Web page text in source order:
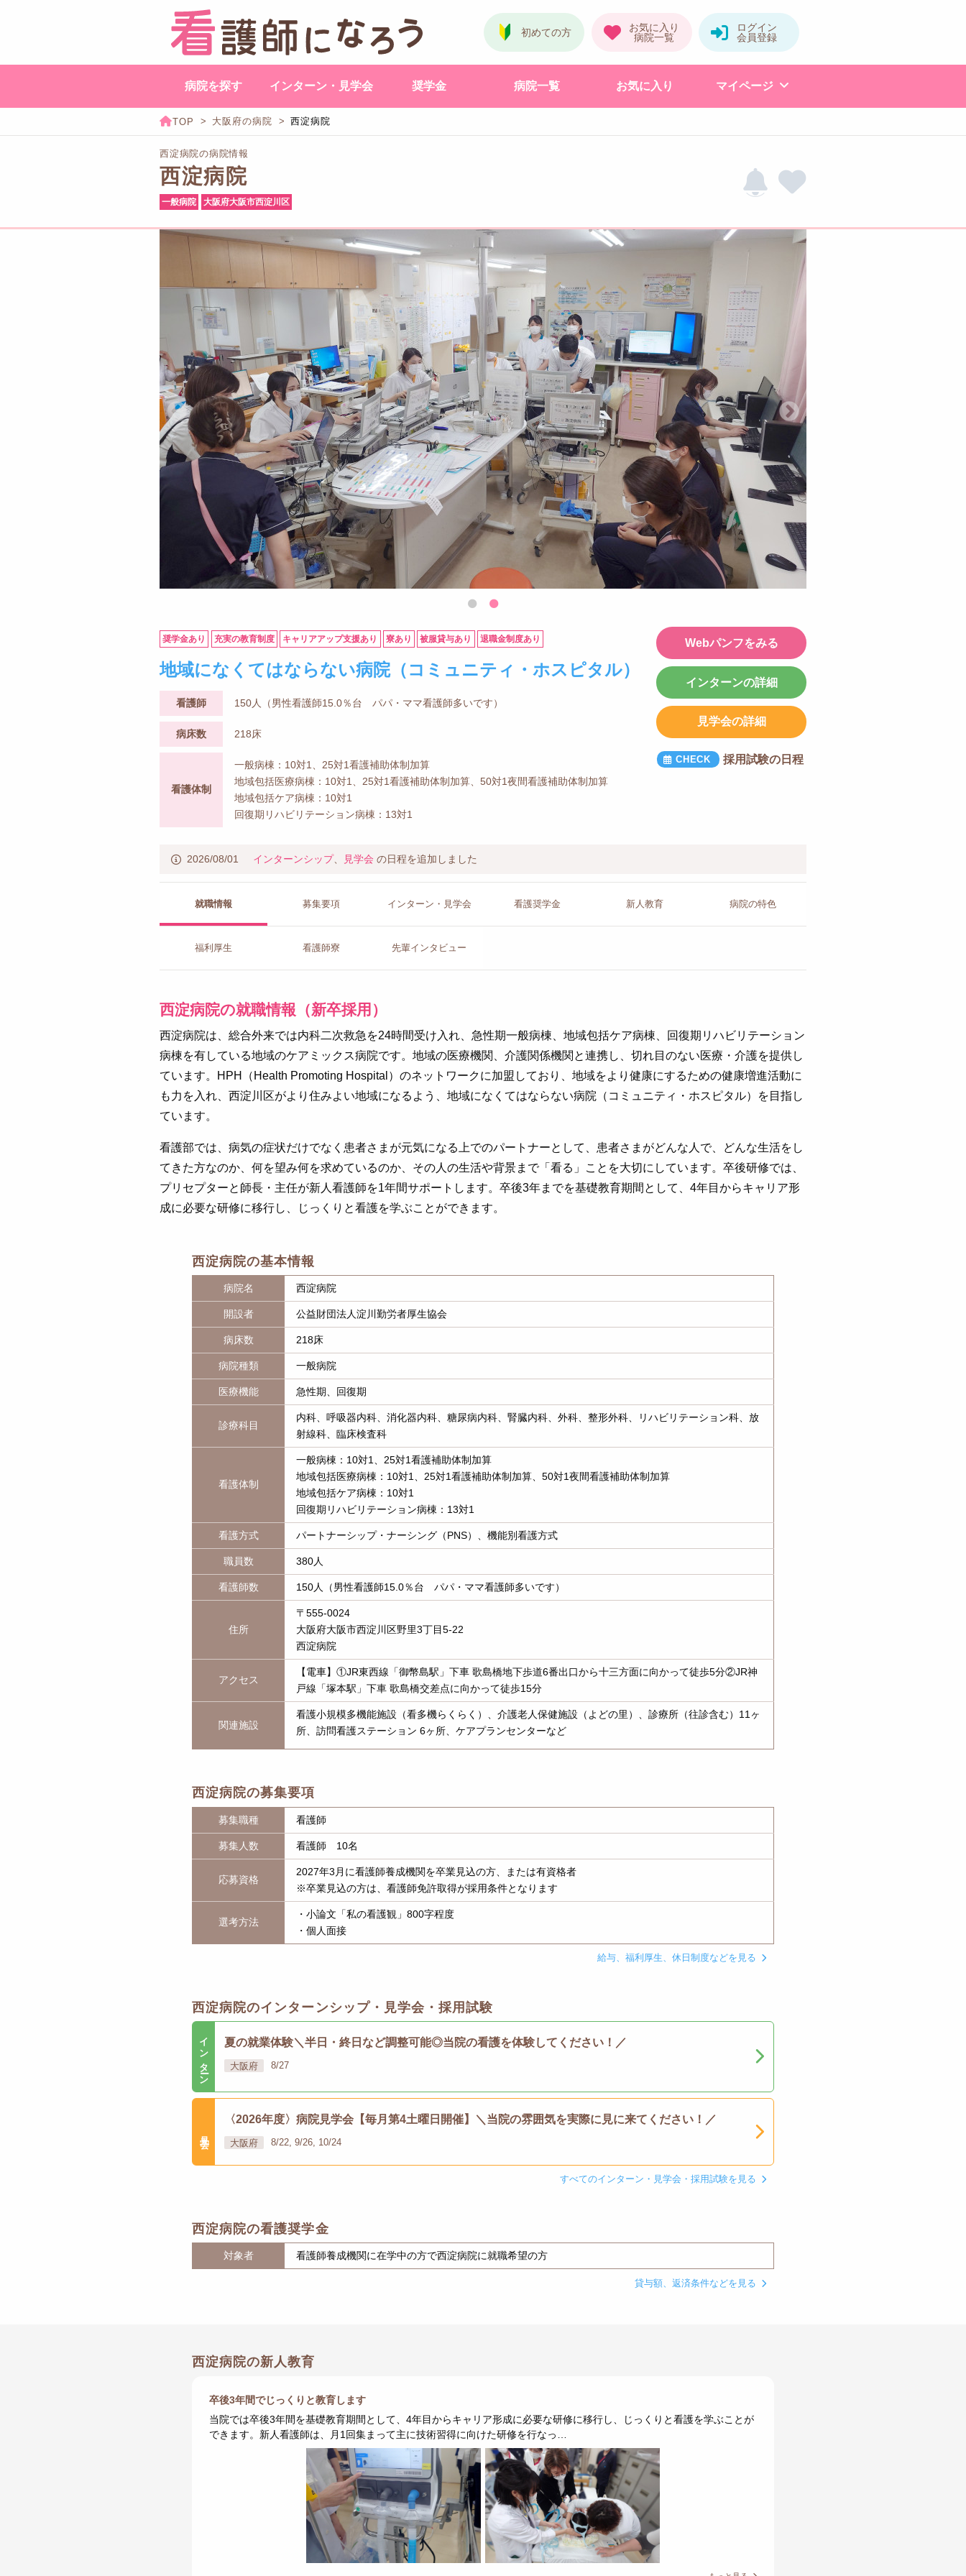
病院を探す インターン・見学会 奨学金 病院一覧 お気に入り マイページ
大阪府の病院 西淀病院
西淀病院の病院情報
西淀病院
一般病院 大阪府大阪市西淀川区
奨学金あり 充実の教育制度 キャリアアップ支援あり 寮あり 被服貸与あり 退職金制度あり
地域になくてはならない病院（コミュニティ・ホスピタル）
看護師 150人（男性看護師15.0％台 パパ・ママ看護師多いです）
病床数 218床
看護体制
一般病棟：10対1、25対1看護補助体制加算
地域包括医療病棟：10対1、25対1看護補助体制加算、50対1夜間看護補助体制加算
地域包括ケア病棟：10対1
回復期リハビリテーション病棟：13対1
Webパンフをみる
インターンの詳細
見学会の詳細
採用試験の日程
2026/08/01 インターンシップ、 見学会 の日程を追加しました
就職情報 募集要項 インターン ・見学会 看護奨学金 新人教育 病院の特色
福利厚生 看護師寮 先輩イン タビュー
西淀病院の就職情報（新卒採用）
西淀病院は、総合外来では内科二次救急を24時間受け入れ、急性期一般病棟、地域包括ケア病棟、回復期リハビリテーション
病棟を有している地域のケアミックス病院です。地域の医療機関、介護関係機関と連携し、切れ目のない医療・介護を提供し
ています。HPH（Health Promoting Hospital）のネットワークに加盟しており、地域をより健康にするための健康増進活動に
も力を入れ、西淀川区がより住みよい地域になるよう、地域になくてはならない病院（コミュニティ・ホスピタル）を目指し
ています。
看護部では、病気の症状だけでなく患者さまが元気になる上でのパートナーとして、患者さまがどんな人で、どんな生活をし
てきた方なのか、何を望み何を求めているのか、その人の生活や背景まで「看る」ことを大切にしています。卒後研修では、
プリセプターと師長・主任が新人看護師を1年間サポートします。卒後3年までを基礎教育期間として、4年目からキャリア形
成に必要な研修に移行し、じっくりと看護を学ぶことができます。
西淀病院の基本情報
病院名 西淀病院
開設者 公益財団法人淀川勤労者厚生協会
病床数 218床
病院種類 一般病院
医療機能 急性期、回復期
診療科目
内科、呼吸器内科、消化器内科、糖尿病内科、腎臓内科、外科、整形外科、リハビリテーション科、放
射線科、臨床検査科
看護体制
一般病棟：10対1、25対1看護補助体制加算
地域包括医療病棟：10対1、25対1看護補助体制加算、50対1夜間看護補助体制加算
地域包括ケア病棟：10対1
回復期リハビリテーション病棟：13対1
看護方式 パートナーシップ・ナーシング（PNS）、機能別看護方式
職員数 380人
看護師数 150人（男性看護師15.0％台 パパ・ママ看護師多いです）
住所
〒555-0024
大阪府大阪市西淀川区野里3丁目5-22
西淀病院
アクセス
【電車】①JR東西線「御幣島駅」下車 歌島橋地下歩道6番出口から十三方面に向かって徒歩5分②JR神
戸線「塚本駅」下車 歌島橋交差点に向かって徒歩15分
関連施設
看護小規模多機能施設（看多機らくらく）、介護老人保健施設（よどの里）、診療所（往診含む）11ヶ
所、訪問看護ステーション 6ヶ所、ケアプランセンターなど
西淀病院の募集要項
募集職種 看護師
募集人数 看護師 10名
応募資格
2027年3月に看護師養成機関を卒業見込の方、または有資格者
※卒業見込の方は、看護師免許取得が採用条件となります
選考方法
・小論文「私の看護観」800字程度
・個人面接
給与、福利厚生、休日制度などを見る
西淀病院のインターンシップ・見学会・採用試験
インターン 夏の就業体験＼半日・終日など調整可能◎当院の看護を体験してください！／
大阪府 8/27
〈2026年度〉病院見学会【毎月第4土曜日開催】＼当院の雰囲気を実際に見に来てください！／
大阪府 8/22, 9/26, 10/24
すべてのインターン・見学会・採用試験を見る
西淀病院の看護奨学金
対象者 看護師養成機関に在学中の方で西淀病院に就職希望の方
貸与額、返済条件などを見る
西淀病院の新人教育
卒後3年間でじっくりと教育します
当院では卒後3年間を基礎教育期間として、4年目からキャリア形成に必要な研修に移行し、じっくりと看護を学ぶことが
できます。新人看護師は、月1回集まって主に技術習得に向けた研修を行なっ…